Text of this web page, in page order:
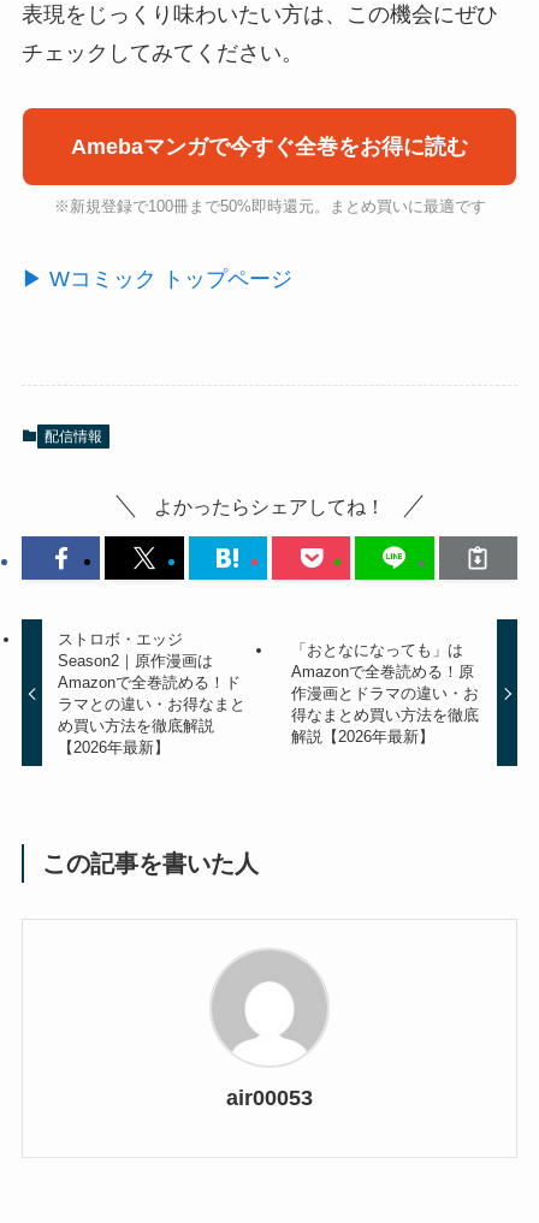
表現をじっくり味わいたい方は、この機会にぜひ
チェックしてみてください。
Amebaマンガで今すぐ全巻をお得に読む
※新規登録で100冊まで50%即時還元。まとめ買いに最適です
▶ Wコミック トップページ
配信情報
よかったらシェアしてね！
ストロボ・エッジ
Season2｜原作漫画は
Amazonで全巻読める！ド
ラマとの違い・お得なまと
め買い方法を徹底解説
【2026年最新】
「おとなになっても」は
Amazonで全巻読める！原
作漫画とドラマの違い・お
得なまとめ買い方法を徹底
解説【2026年最新】
この記事を書いた人
air00053